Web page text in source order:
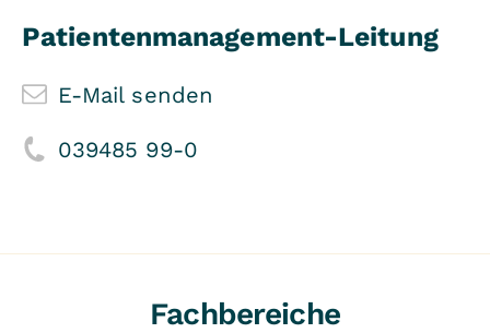
Patientenmanagement-Leitung
E-Mail senden
039485 99-0
Fachbereiche